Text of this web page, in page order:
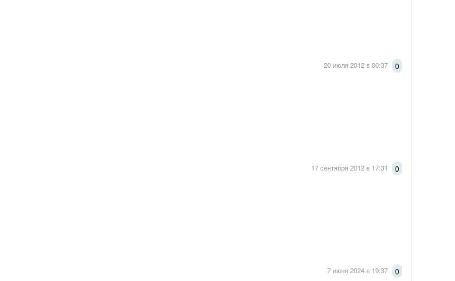
0
20 июля 2012 в 00:37
0
17 сентября 2012 в 17:31
0
7 июня 2024 в 19:37